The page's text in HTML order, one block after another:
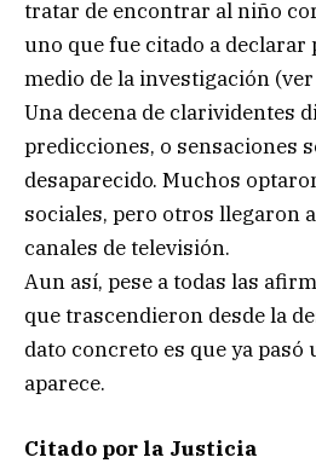
tratar de encontrar al niño
uno que fue citado a declarar
medio de la investigación
Una decena de clarividentes
predicciones, o sensaciones
desaparecido. Muchos
sociales, pero otros llegaron
canales de televisión.
Aun así, pese a todas las
que trascendieron desde la
dato concreto es que ya pasó
aparece.
Citado por la Justicia